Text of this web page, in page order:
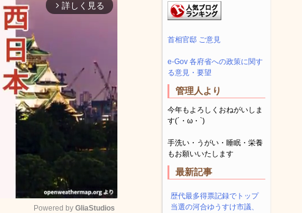
arrow_forward_ios 詳しく見る
Powered by GliaStudios
首相官邸 ご意見
e-Gov 各府省への政策に関す
る意見・要望
管理人より
今年もよろしくおねがいしま
す(´・ω・`)
手洗い・うがい・睡眠・栄養
もお願いいたします
最新記事
歴代最多得票記録でトップ
当選の河合ゆうすけ市議、